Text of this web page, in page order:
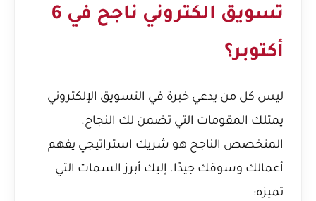
تسويق الكتروني ناجح في 6
أكتوبر؟
ليس كل من يدعي خبرة في التسويق الإلكتروني
يمتلك المقومات التي تضمن لك النجاح.
المتخصص الناجح هو شريك استراتيجي يفهم
أعمالك وسوقك جيدًا. إليك أبرز السمات التي
تميزه: